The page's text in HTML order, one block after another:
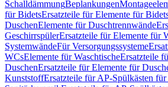
SchalldämmungBeplankungen
für BidetsErsatzteile für Elemente für
DuschenElemente für Duschtrennwände
GeschirrspülerErsatzteile für Elemente für
SystemwändeFür Versorgungssysteme
WCsElemente für WaschtischeErsatzteile
DuschenErsatzteile für Elemente für
KunststoffErsatzteile für AP-Spülkästen